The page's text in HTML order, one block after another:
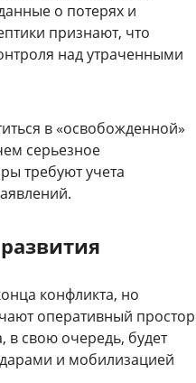
о потерях и
признают, что
над утраченными
в «освобожденной»
серьезное
требуют учета
конфликта, но
оперативный простор
в свою очередь, будет
и мобилизацией